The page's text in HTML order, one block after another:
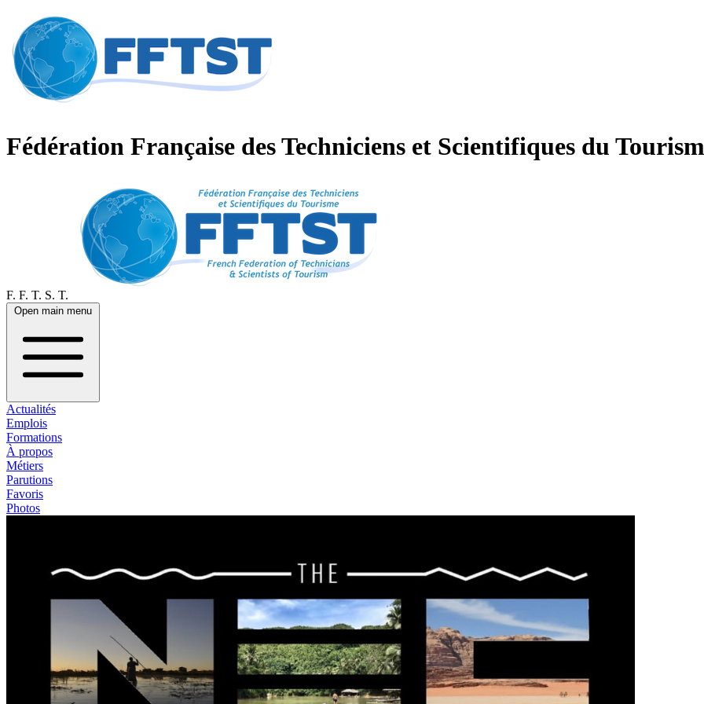
Fédération Française des Techniciens et Scientifiques du
F. F. T. S. T.
Open main menu
Actualités
Emplois
Formations
À propos
Métiers
Parutions
Favoris
Photos